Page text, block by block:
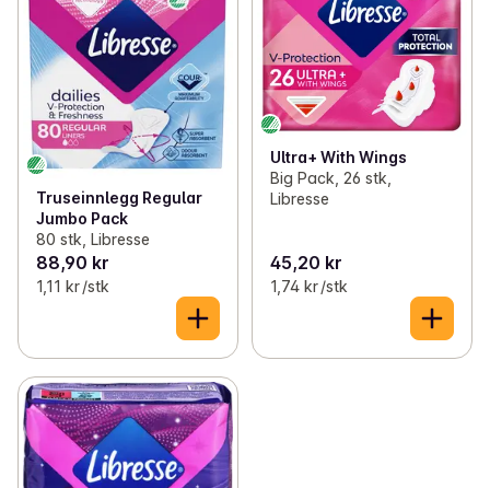
Truseinnlegg Regular
Jumbo Pack
80 stk, Libresse
88,90 kr
1,11 kr /stk
Ultra+ With Wings
Big Pack, 26 stk,
Libresse
45,20 kr
1,74 kr /stk